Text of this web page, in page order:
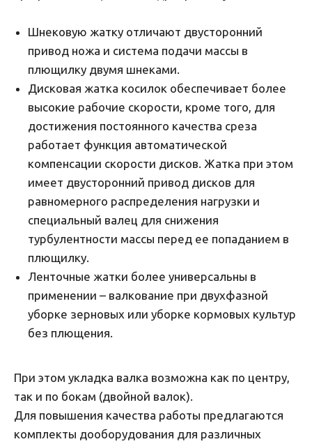
Шнековую жатку отличают двусторонний
привод ножа и система подачи массы в
плющилку двумя шнеками.
Дисковая жатка косилок обеспечивает более
высокие рабочие скорости, кроме того, для
достижения постоянного качества среза
работает функция автоматической
компенсации скорости дисков. Жатка при этом
имеет двусторонний привод дисков для
равномерного распределения нагрузки и
специальный валец для снижения
турбулентности массы перед ее попаданием в
плющилку.
Ленточные жатки более универсальны в
применении – валкование при двухфазной
уборке зерновых или уборке кормовых культур
без плющения.
При этом укладка валка возможна как по центру,
так и по бокам (двойной валок).
Для повышения качества работы предлагаются
комплекты дооборудования для различных